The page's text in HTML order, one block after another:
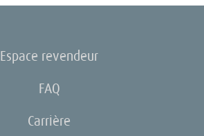
Espace revendeur
FAQ
Carrière